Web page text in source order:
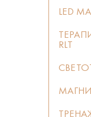
LED
RLT